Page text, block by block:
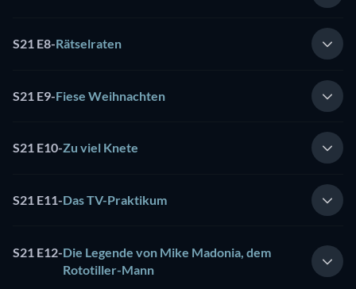
S21 E8-Rätselraten
S21 E9-Fiese Weihnachten
S21 E10-Zu viel Knete
S21 E11-Das TV-Praktikum
S21 E12-Die Legende von Mike Madonia, dem
Rototiller-Mann